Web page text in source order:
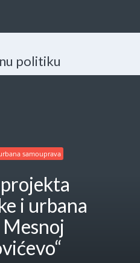
politiku
samouprava
i urbana
Mesnoj